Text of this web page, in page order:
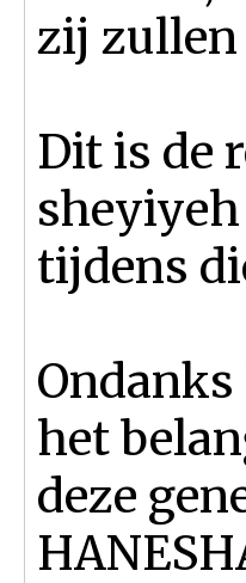
zij zullen
Dit is de
tijdens
het
deze